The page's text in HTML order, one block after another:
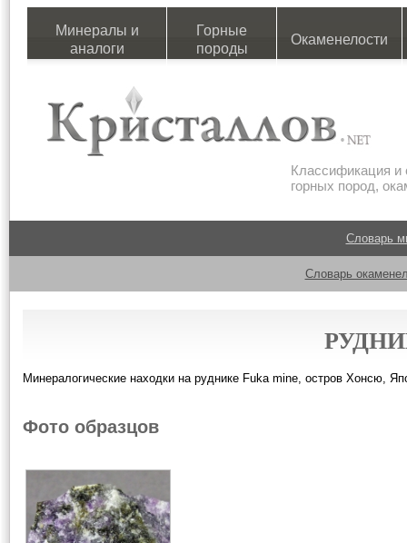
Минералы и
аналоги
Горные
породы
Окаменелости
Классификация и
горных пород,
Словарь
Словарь
Минералогические находки на руднике Fuka mine, остров Хонсю,
Фото образцов